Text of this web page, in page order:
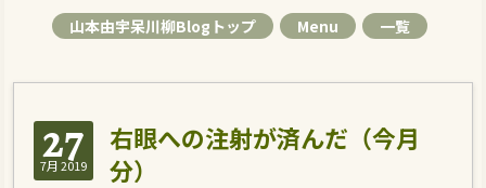
山本由宇呆川柳Blogトップ Menu 一覧
27
7月 2019
右眼への注射が済んだ（今月
分）